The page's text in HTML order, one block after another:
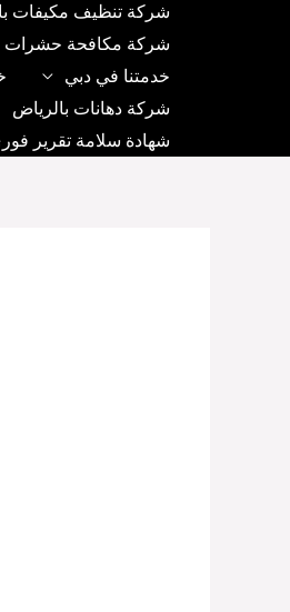
شركة تنظيف مكيفات
شركة مكافحة حشرات
خدمتنا في دبي
شركة دهانات بالرياض
شهادة سلامة تقرير